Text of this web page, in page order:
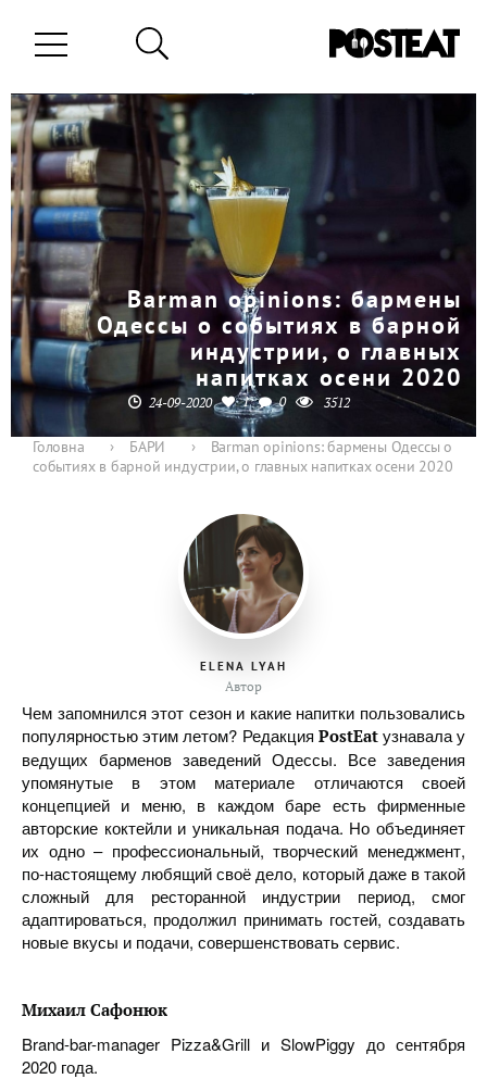
Barman opinions: бармены
Одессы о событиях в барной
индустрии, о главных
напитках осени 2020
24-09-2020 1 0 3512
Головна › БАРИ ›
Barman opinions: бармены Одессы о
событиях в барной индустрии, о главных напитках осени 2020
ELENA LYAH
Автор
Чем запомнился этот сезон и какие напитки пользовались
популярностью этим летом? Редакция PostEatузнавала у
ведущих барменов заведений Одессы. Все заведения
упомянутые в этом материале отличаются своей
концепцией и меню, в каждом баре есть фирменные
авторские коктейли и уникальная подача. Но объединяет
их одно – профессиональный, творческий менеджмент,
по-настоящему любящий своё дело, который даже в такой
сложный для ресторанной индустрии период, смог
адаптироваться, продолжил принимать гостей, создавать
новые вкусы и подачи, совершенствовать сервис.
Михаил Сафонюк
Brand-bar-manager Pizza&Grill и SlowPiggy до сентября
2020 года.